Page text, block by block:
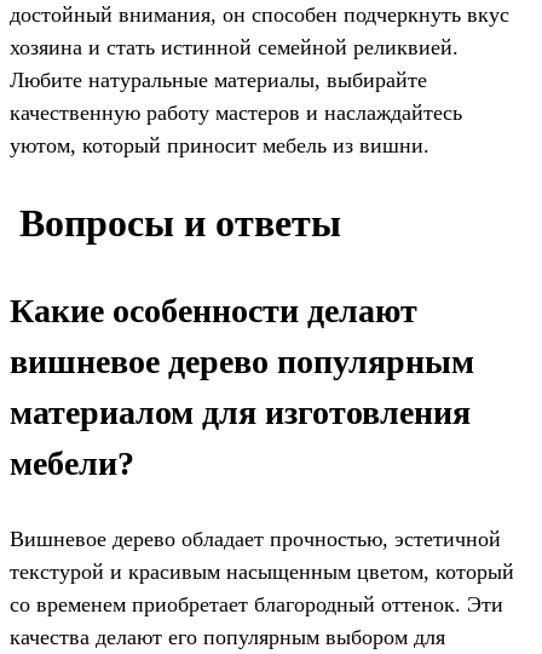
достойный внимания, он способен подчеркнуть вкус
хозяина и стать истинной семейной реликвией.
Любите натуральные материалы, выбирайте
качественную работу мастеров и наслаждайтесь
уютом, который приносит мебель из вишни.
️ Вопросы и ответы
Какие особенности делают
вишневое дерево популярным
материалом для изготовления
мебели?
Вишневое дерево обладает прочностью, эстетичной
текстурой и красивым насыщенным цветом, который
со временем приобретает благородный оттенок. Эти
качества делают его популярным выбором для